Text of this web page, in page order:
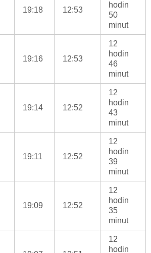
19:18 12:53
hodin
50
minut
19:16 12:53
12
hodin
46
minut
19:14 12:52
12
hodin
43
minut
19:11 12:52
12
hodin
39
minut
19:09 12:52
12
hodin
35
minut
12
hodin